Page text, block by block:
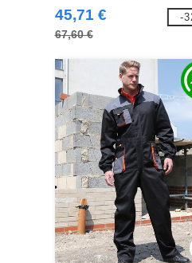
für Männer
45,71 €
67,60 €
-